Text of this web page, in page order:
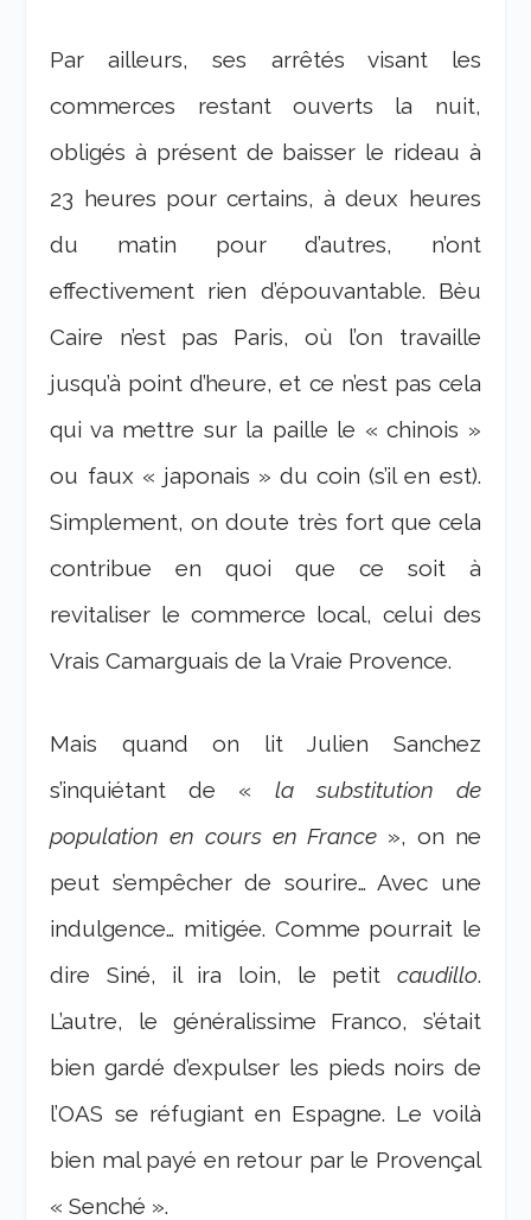
Par ailleurs, ses arrêtés visant les
commerces restant ouverts la nuit,
obligés à présent de baisser le rideau à
23 heures pour certains, à deux heures
du matin pour d’autres, n’ont
effectivement rien d’épouvantable. Bèu
Caire n’est pas Paris, où l’on travaille
jusqu’à point d’heure, et ce n’est pas cela
qui va mettre sur la paille le « chinois »
ou faux « japonais » du coin (s’il en est).
Simplement, on doute très fort que cela
contribue en quoi que ce soit à
revitaliser le commerce local, celui des
Vrais Camarguais de la Vraie Provence.
Mais quand on lit Julien Sanchez
s’inquiétant de « la substitution de
population en cours en France », on ne
peut s’empêcher de sourire… Avec une
indulgence… mitigée. Comme pourrait le
dire Siné, il ira loin, le petit caudillo.
L’autre, le généralissime Franco, s’était
bien gardé d’expulser les pieds noirs de
l’OAS se réfugiant en Espagne. Le voilà
bien mal payé en retour par le Provençal
« Senché ».